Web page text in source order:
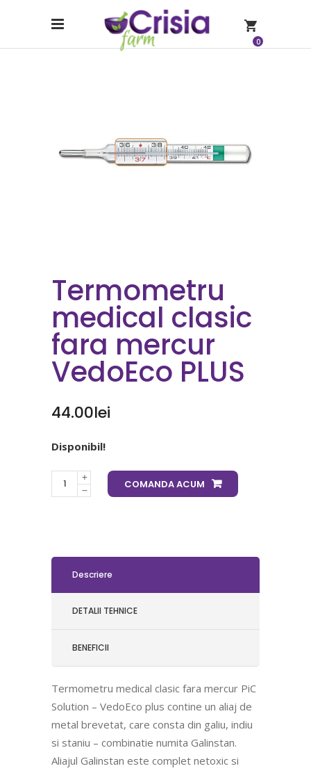
0
Termometru
medical clasic
fara mercur
VedoEco PLUS
44.00lei
Disponibil!
COMANDA ACUM
Descriere
DETALII TEHNICE
BENEFICII
Termometru medical clasic fara mercur PiC
Solution – VedoEco plus contine un aliaj de
metal brevetat, care consta din galiu, indiu
si staniu – combinatie numita Galinstan.
Aliajul Galinstan este complet netoxic si